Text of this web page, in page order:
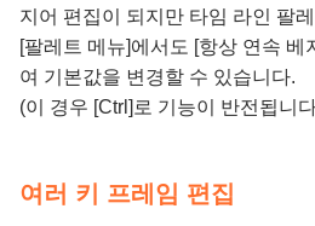
지어 편집이 되지만 타임 라인 팔
[팔레트 메뉴]에서도 [항상 연속
여 기본값을 변경할 수 있습니다.
(이 경우 [Ctrl]로 기능이 반전됩니
여러 키 프레임 편집